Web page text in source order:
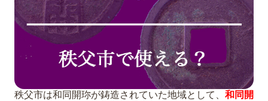
秩父市は和同開珎が鋳造されていた地域として、 和同開